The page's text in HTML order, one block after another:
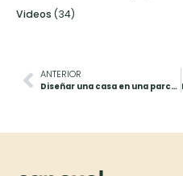
Videos (34)
ANTERIOR
Diseñar una casa en una parcela pequeña